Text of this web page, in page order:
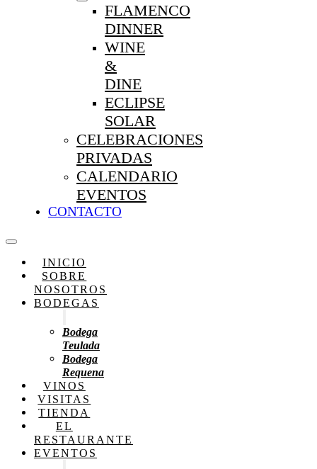
FLAMENCO
DINNER
WINE
&
DINE
ECLIPSE
SOLAR
CELEBRACIONES
PRIVADAS
CALENDARIO
EVENTOS
CONTACTO
INICIO
SOBRE
NOSOTROS
BODEGAS
Bodega
Teulada
Bodega
Requena
VINOS
VISITAS
TIENDA
EL
RESTAURANTE
EVENTOS